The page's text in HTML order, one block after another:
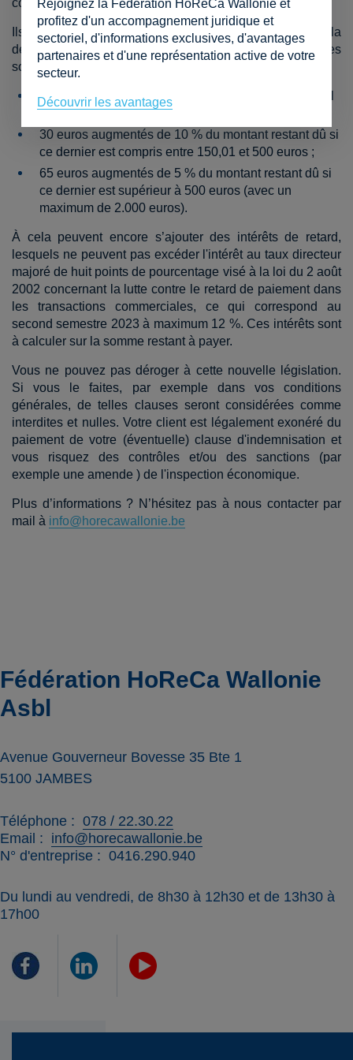
conclusion du contrat.
Ils sont plafonnés légalement en fonction du montant de la
dette. L’indemnité forfaitaire ne peut pas excéder les
sommes suivantes :
20 euros si le montant restant dû est inférieur ou égal
à 150 euros ;
30 euros augmentés de 10 % du montant restant dû si
ce dernier est compris entre 150,01 et 500 euros ;
65 euros augmentés de 5 % du montant restant dû si
ce dernier est supérieur à 500 euros (avec un
maximum de 2.000 euros).
À cela peuvent encore s’ajouter des intérêts de retard,
lesquels ne peuvent pas excéder l'intérêt au taux directeur
majoré de huit points de pourcentage visé à la loi du 2 août
2002 concernant la lutte contre le retard de paiement dans
les transactions commerciales, ce qui correspond au
second semestre 2023 à maximum 12 %. Ces intérêts sont
à calculer sur la somme restant à payer.
Vous ne pouvez pas déroger à cette nouvelle législation.
Si vous le faites, par exemple dans vos conditions
générales, de telles clauses seront considérées comme
interdites et nulles. Votre client est légalement exonéré du
paiement de votre (éventuelle) clause d'indemnisation et
vous risquez des contrôles et/ou des sanctions (par
exemple une amende ) de l'inspection économique.
Plus d’informations ? N’hésitez pas à nous contacter par
mail à info@horecawallonie.be
Fédération HoReCa Wallonie
Asbl
Avenue Gouverneur Bovesse 35 Bte 1
5100 JAMBES
Téléphone
078 / 22.30.22
Email
info@horecawallonie.be
N° d'entreprise
0416.290.940
Du lundi au vendredi, de 8h30 à 12h30 et de 13h30 à
17h00
Rejoignez la Fédération HoReCa Wallonie et
profitez d'un accompagnement juridique et
sectoriel, d'informations exclusives, d'avantages
partenaires et d'une représentation active de votre
secteur.
Découvrir les avantages